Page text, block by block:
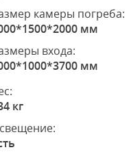
камеры погреба:
мм
входа:
мм
кг